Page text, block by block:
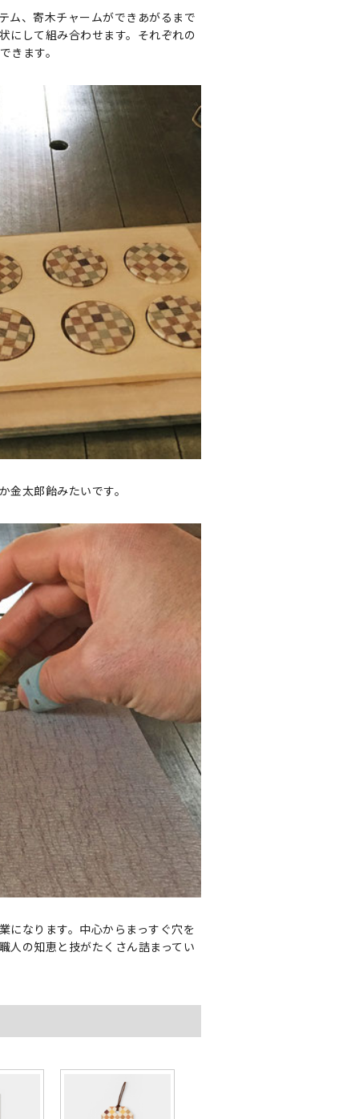
ム、寄木チャームができあがるまで
にして組み合わせます。それぞれの
きます。
太郎飴みたいです。
になります。中心からまっすぐ穴を
人の知恵と技がたくさん詰まってい